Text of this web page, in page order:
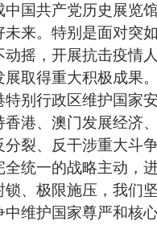
国共产党历史展览
来。特别是面对突
摇，开展抗击疫情
取得重大积极成果
别行政区维护国家
港、澳门发展经济
裂、反干涉重大斗
统一的战略主动，
、极限施压，我们
维护国家尊严和核